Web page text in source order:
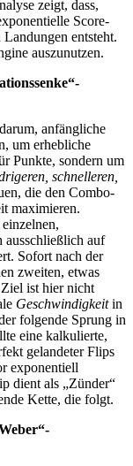
zeigt, dass,
Score-
entsteht.
auszunutzen.
anfängliche
um erhebliche
Punkte, sondern um
schnelleren,
die den Combo-
maximieren.
ausschließlich auf
Sofort nach der
zweiten, etwas
ist hier nicht
Geschwindigkeitin
folgende Sprung in
eine kalkulierte,
gelandeter Flips
exponentiell
dient als „Zünder“
Kette, die folgt.